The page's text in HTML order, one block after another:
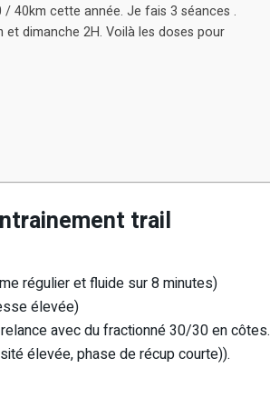
40km cette année. Je fais 3 séances .
dimanche 2H. Voilà les doses pour
trail
régulier et fluide sur 8 minutes)
élevée)
avec du fractionné 30/30 en côtes.
élevée, phase de récup courte)).